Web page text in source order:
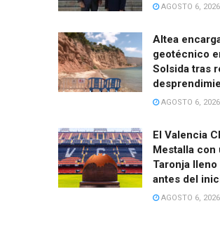
AGOSTO 6, 2026
Altea
geotécnico
Solsida tras
AGOSTO 6, 2026
El Valencia
Mestalla con
Taronja
antes del
AGOSTO 6, 2026